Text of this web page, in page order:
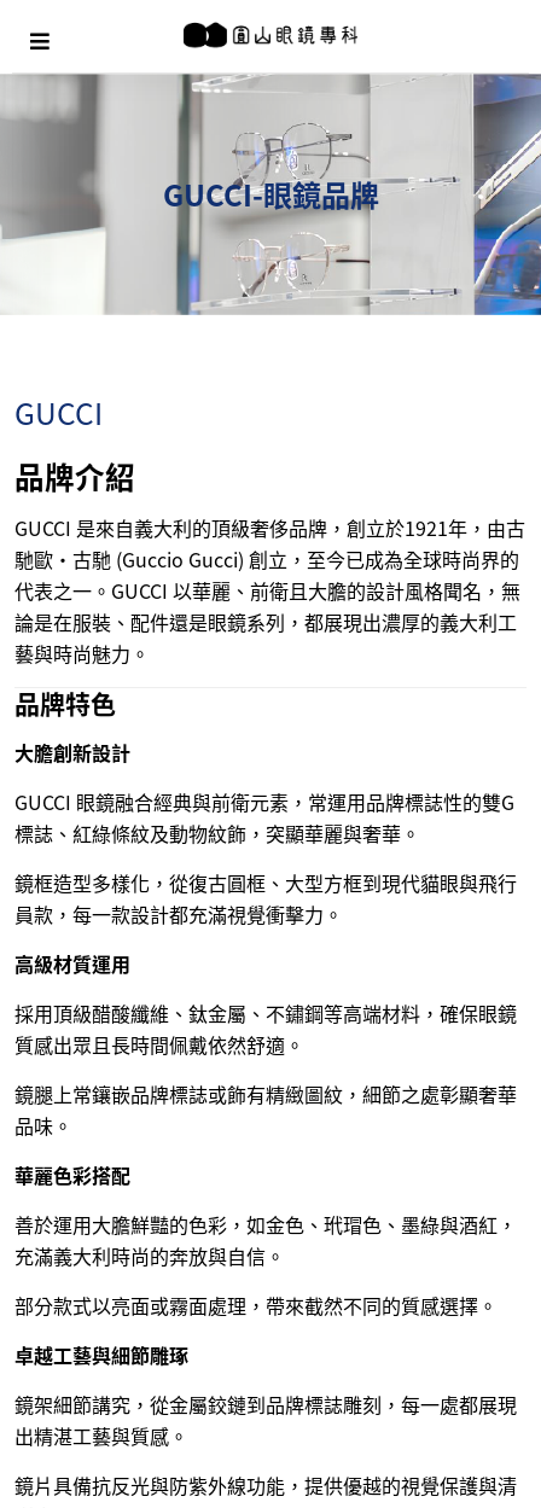
GUCCI-眼鏡品牌
GUCCI
品牌介紹
GUCCI 是來自義大利的頂級奢侈品牌，創立於1921年，由古
馳歐·古馳 (Guccio Gucci) 創立，至今已成為全球時尚界的
代表之一。GUCCI 以華麗、前衛且大膽的設計風格聞名，無
論是在服裝、配件還是眼鏡系列，都展現出濃厚的義大利工
藝與時尚魅力。
品牌特色
大膽創新設計
GUCCI 眼鏡融合經典與前衛元素，常運用品牌標誌性的雙G
標誌、紅綠條紋及動物紋飾，突顯華麗與奢華。
鏡框造型多樣化，從復古圓框、大型方框到現代貓眼與飛行
員款，每一款設計都充滿視覺衝擊力。
高級材質運用
採用頂級醋酸纖維、鈦金屬、不鏽鋼等高端材料，確保眼鏡
質感出眾且長時間佩戴依然舒適。
鏡腿上常鑲嵌品牌標誌或飾有精緻圖紋，細節之處彰顯奢華
品味。
華麗色彩搭配
善於運用大膽鮮豔的色彩，如金色、玳瑁色、墨綠與酒紅，
充滿義大利時尚的奔放與自信。
部分款式以亮面或霧面處理，帶來截然不同的質感選擇。
卓越工藝與細節雕琢
鏡架細節講究，從金屬鉸鏈到品牌標誌雕刻，每一處都展現
出精湛工藝與質感。
鏡片具備抗反光與防紫外線功能，提供優越的視覺保護與清